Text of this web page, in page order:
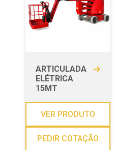
ARTICULADA
ELÉTRICA
15MT
VER PRODUTO
PEDIR COTAÇÃO